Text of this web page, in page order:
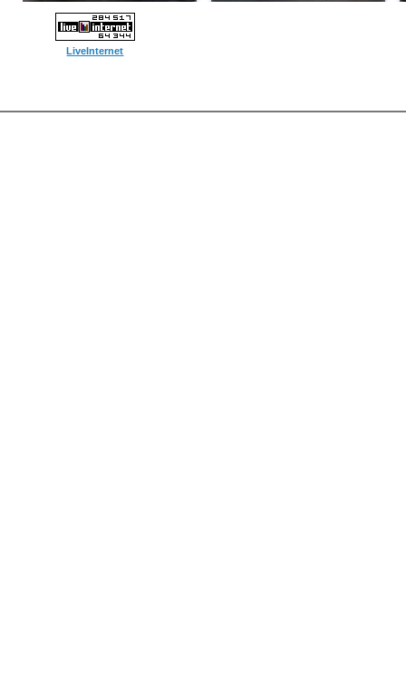
LiveInternet